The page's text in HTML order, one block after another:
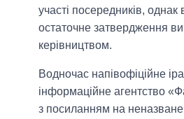
участі посередників, однак
остаточне затвердження
керівництвом.
Водночас напівофіційне
інформаційне агентство
з посиланням на